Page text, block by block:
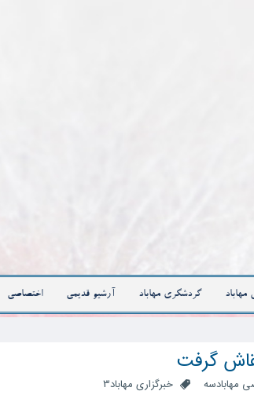
گردشگری مهاباد آرشیو قدیمی اختصاصی
مهابادسه خبرگزاری مهاباد3